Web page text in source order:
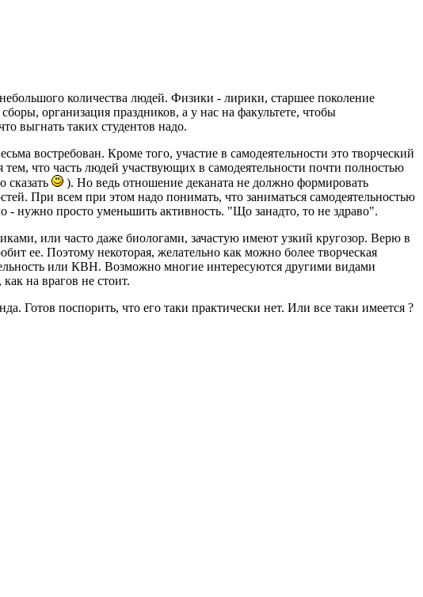
количества людей. Физики - лирики, старшее поколение
организация праздников, а у нас на факультете, чтобы
выгнать таких студентов надо.
востребован. Кроме того, участие в самодеятельности это творческий
что часть людей участвующих в самодеятельности почти полностью
сказать
). Но ведь отношение деканата не должно формировать
При всем при этом надо понимать, что заниматься самодеятельностью
- нужно просто уменьшить активность. "Що занадто, то не здраво".
или часто даже биологами, зачастую имеют узкий кругозор. Верю в
ее. Поэтому некоторая, желательно как можно более творческая
или КВН. Возможно многие интересуются другими видами
на врагов не стоит.
Готов поспорить, что его таки практически нет. Или все таки имеется ?